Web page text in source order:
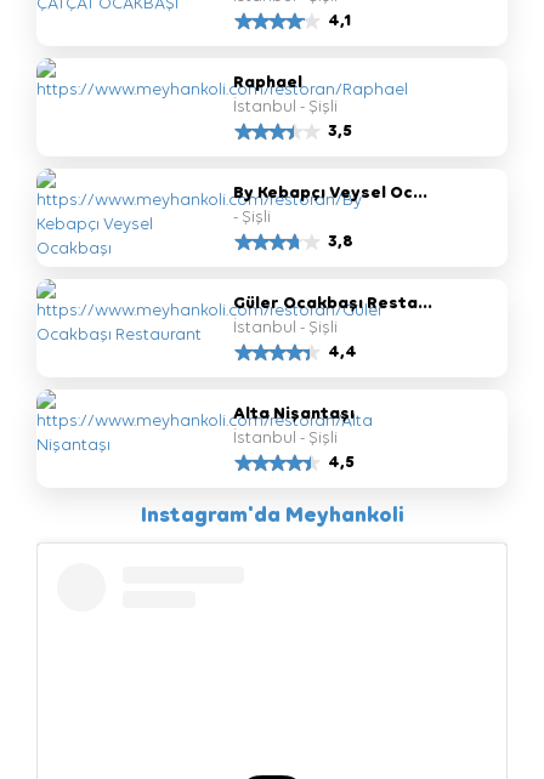
4,1
Raphael
İstanbul - Şişli
3,5
By Kebapçı Veysel Oc...
- Şişli
3,8
Güler Ocakbaşı Resta...
İstanbul - Şişli
4,4
Alta Nişantaşı
İstanbul - Şişli
4,5
Instagram'da Meyhankoli